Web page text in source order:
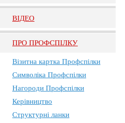
ВIДЕО
ПРО ПРОФСПIЛКУ
Візитна картка Профспілки
Символіка Профспілки
Нагороди Профспілки
Керівництво
Структурні ланки